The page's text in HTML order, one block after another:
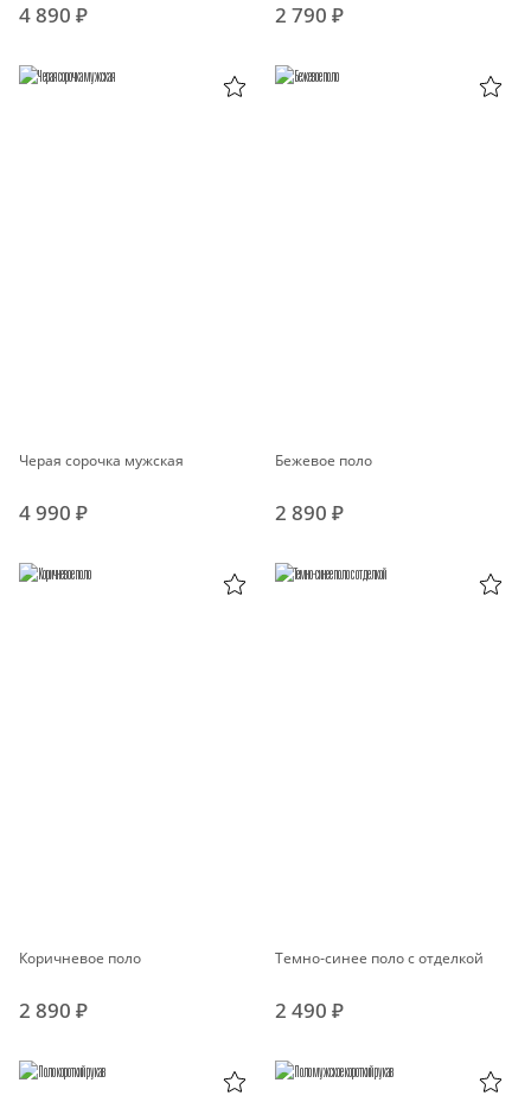
4 890 ₽ 2 790 ₽
Черая сорочка мужская
4 990 ₽
Бежевое поло
2 890 ₽
Коричневое поло
2 890 ₽
Темно-синее поло с отделкой
2 490 ₽